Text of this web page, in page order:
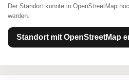
Der Standort konnte in OpenStreetMap
werden.
Standort mit OpenStreetMap